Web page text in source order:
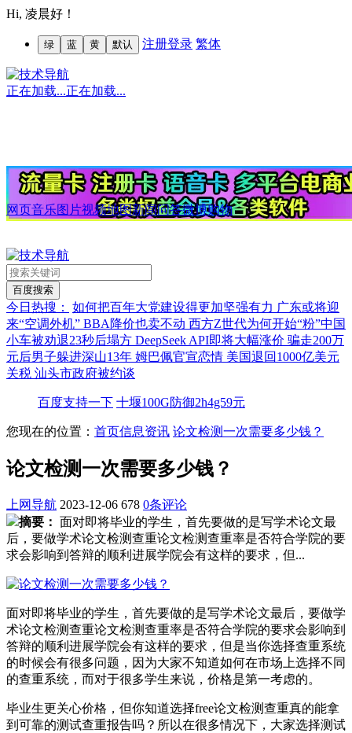
Hi, 凌晨好！
绿 蓝 黄 默认 注册登录 繁体
正在加载...正在加载...
网页音乐图片视频地图新闻问答微博购物
今日热搜： 如何把百年大党建设得更加坚强有力 广东或将迎
来“空调外机” BBA降价也卖不动 西方Z世代为何开始“粉”中国
小车被劝退23秒后塌方 DeepSeek API即将大幅涨价 骗走200万
元后男子躲进深山13年 姆巴佩官宣恋情 美国退回1000亿美元
关税 汕头市政府被约谈
百度支持一下 十堰100G防御2h4g59元
您现在的位置： 首页信息资讯 论文检测一次需要多少钱？
论文检测一次需要多少钱？
上网导航 2023-12-06 678 0条评论
摘要： 面对即将毕业的学生，首先要做的是写学术论文最
后，要做学术论文检测查重论文检测查重率是否符合学院的要
求会影响到答辩的顺利进展学院会有这样的要求，但...
面对即将毕业的学生，首先要做的是写学术论文最后，要做学
术论文检测查重论文检测查重率是否符合学院的要求会影响到
答辩的顺利进展学院会有这样的要求，但是当你选择查重系统
的时候会有很多问题，因为大家不知道如何在市场上选择不同
的查重系统，而对于很多学生来说，价格是第一考虑的。
毕业生更关心价格，但你知道选择free论文检测查重真的能拿
到可靠的测试查重报告吗？所以在很多情况下，大家选择测试